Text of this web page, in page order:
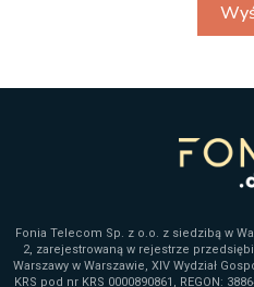
Fonia Telecom Sp. z o.o. z siedzibą w
2, zarejestrowaną w rejestrze
Warszawy w Warszawie, XIV Wydział
KRS pod nr KRS 0000890861, REGON: